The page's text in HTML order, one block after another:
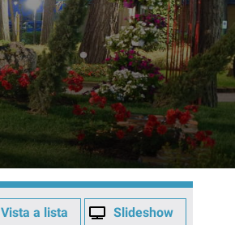
Vista a lista Slideshow